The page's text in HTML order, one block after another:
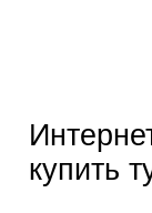
купить